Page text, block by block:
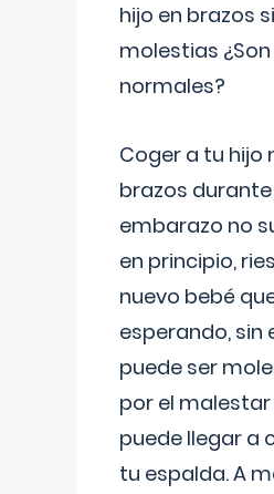
hijo en brazos
molestias ¿Son
normales?
Coger a tu hijo
brazos durante
embarazo no
en principio,
nuevo bebé
esperando, sin
puede ser
por el
puede llegar a
tu espalda. A